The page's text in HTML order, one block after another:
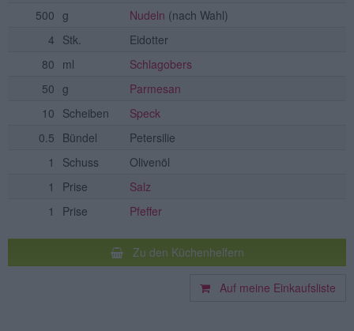
500 g Nudeln (nach Wahl)
4 Stk.
Eidotter
80 ml
Schlagobers
50 g
Parmesan
10 Scheiben
Speck
0.5 Bündel
Petersilie
1
Schuss
Olivenöl
1
Prise
Salz
1
Prise Pfeffer
Zu den Küchenhelfern
Auf meine Einkaufsliste